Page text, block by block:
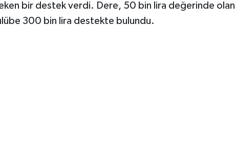
bir destek verdi. Dere, 50 bin lira değerinde olan
300 bin lira destekte bulundu.